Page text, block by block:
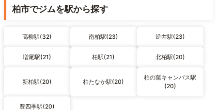
柏市でジムを駅から探す
高柳駅(32) 南柏駅(23) 逆井駅(23)
増尾駅(21) 柏駅(21) 北柏駅(20)
新柏駅(20) 柏たなか駅(20)
柏の葉キャンパス駅
(20)
豊四季駅(20)